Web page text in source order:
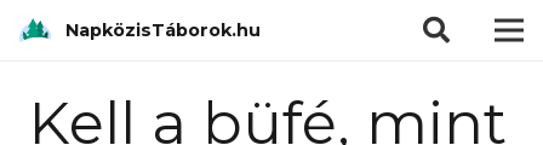
NapközisTáborok.hu
Kell a büfé, mint